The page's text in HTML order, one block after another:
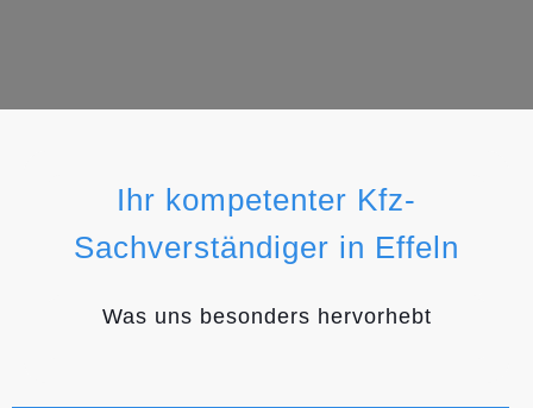
Ihr kompetenter Kfz-
Sachverständiger in Effeln
Was uns besonders hervorhebt